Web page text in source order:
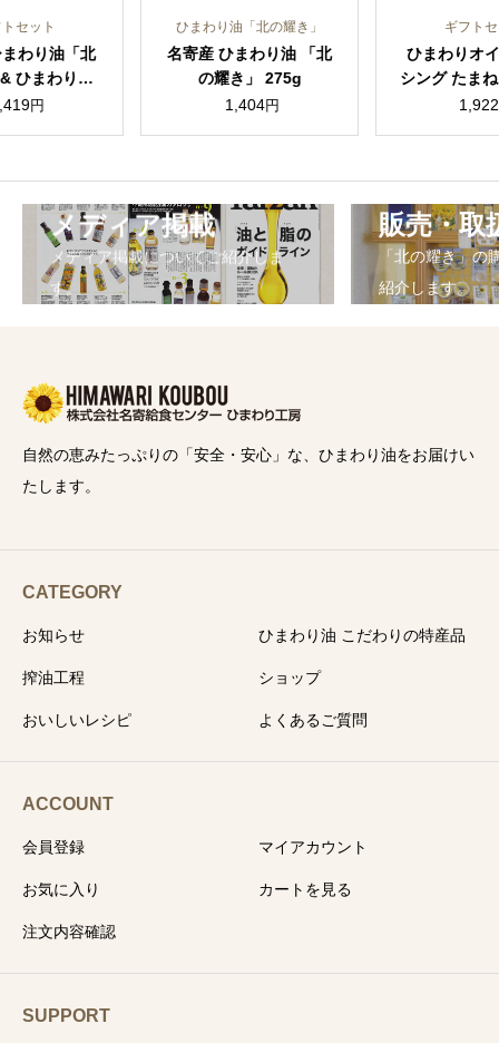
ひまわり油「北の耀き」
寄産 ひまわり油 「北
の耀き」 275g
ギフトセット
ひまわりオイルドレッ
シング たまねぎ味2本セ
ット（化粧箱入）
ひ
シ
メディア掲載
メディア掲載についてご紹介しま
す。
販売・取
「北の耀き」の
紹介します。
自然の恵みたっぷりの「安全・安心」な、ひまわり油をお届けい
たします。
CATEGORY
お知らせ ひまわり油 こだわりの特産品
搾油工程 ショップ
おいしいレシピ よくあるご質問
ACCOUNT
会員登録 マイアカウント
お気に入り カートを見る
注文内容確認
SUPPORT